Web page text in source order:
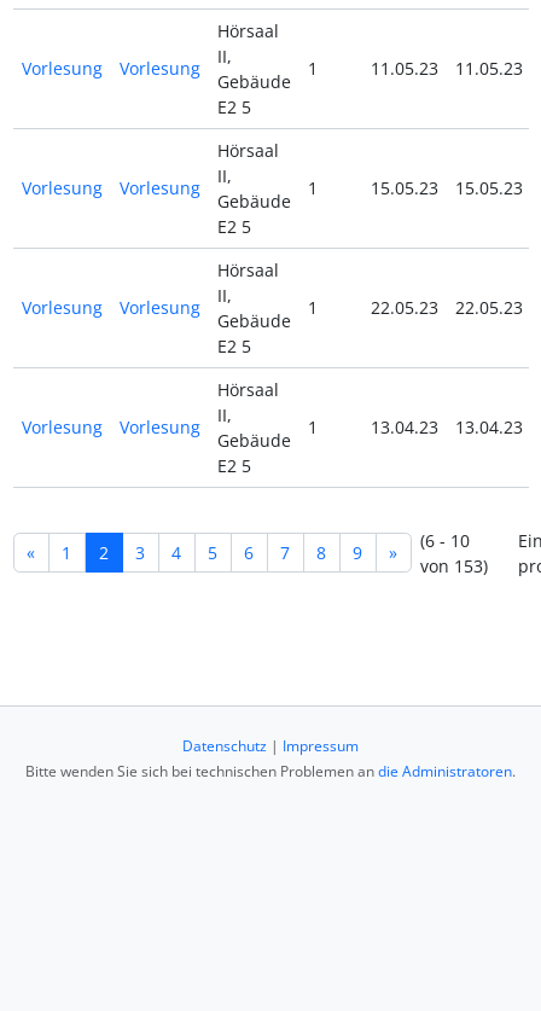
Vorlesung Vorlesung
Hörsaal
II,
Gebäude
E2 5
1 11.05.23 11.05.23
Vorlesung Vorlesung
Hörsaal
II,
Gebäude
E2 5
1 15.05.23 15.05.23
Vorlesung Vorlesung
Hörsaal
II,
Gebäude
E2 5
1 22.05.23 22.05.23
Vorlesung Vorlesung
Hörsaal
II,
Gebäude
E2 5
1 13.04.23 13.04.23
« 1 2 3 4 5 6 7 8 9 »
(6 - 10
von 153)
Datenschutz | Impressum
Bitte wenden Sie sich bei technischen Problemen andie Administratoren.